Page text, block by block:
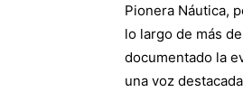
Pionera Náutica,
lo largo de más
documentado la
una voz